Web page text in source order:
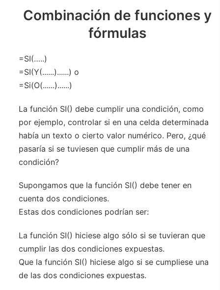
Combinación de funciones y
fórmulas
=SI(…..)
=SI(Y(......)......) o
=Si(O(......)......)
La función SI() debe cumplir una condición, como
por ejemplo, controlar si en una celda determinada
había un texto o cierto valor numérico. Pero, ¿qué
pasaría si se tuviesen que cumplir más de una
condición?
Supongamos que la función SI() debe tener en
cuenta dos condiciones.
Estas dos condiciones podrían ser:
La función SI() hiciese algo sólo si se tuvieran que
cumplir las dos condiciones expuestas.
Que la función SI() hiciese algo si se cumpliese una
de las dos condiciones expuestas.